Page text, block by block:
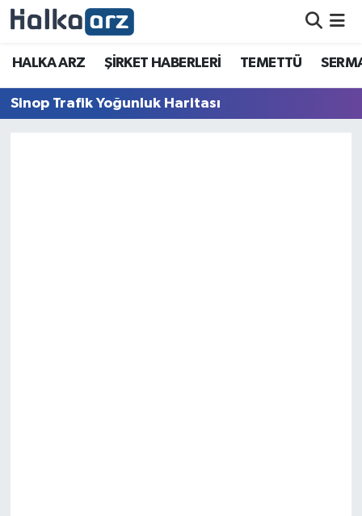
HALKA ARZ ŞİRKET HABERLERİ TEMETTÜ
Sinop Trafik Yoğunluk Haritası
HALKA ARZ
SERMAYE ARTIRIMI